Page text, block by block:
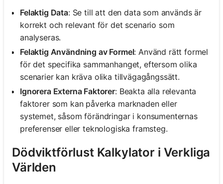
Felaktig Data: Se till att den data som används är
korrekt och relevant för det scenario som
analyseras.
Felaktig Användning av Formel: Använd rätt formel
för det specifika sammanhanget, eftersom olika
scenarier kan kräva olika tillvägagångssätt.
Ignorera Externa Faktorer: Beakta alla relevanta
faktorer som kan påverka marknaden eller
systemet, såsom förändringar i konsumenternas
preferenser eller teknologiska framsteg.
Dödviktförlust Kalkylator i Verkliga
Världen